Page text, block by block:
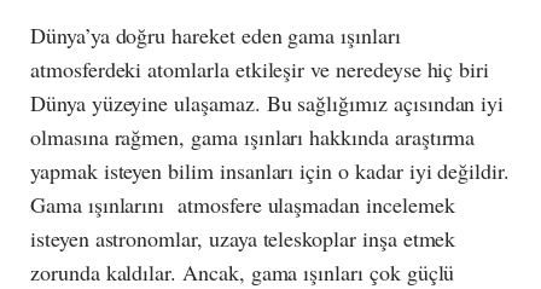
Dünya’ya doğru hareket eden gama ışınları
atmosferdeki atomlarla etkileşir ve neredeyse hiç biri
Dünya yüzeyine ulaşamaz. Bu sağlığımız açısından iyi
olmasına rağmen, gama ışınları hakkında araştırma
yapmak isteyen bilim insanları için o kadar iyi değildir.
Gama ışınlarını atmosfere ulaşmadan incelemek
isteyen astronomlar, uzaya teleskoplar inşa etmek
zorunda kaldılar. Ancak, gama ışınları çok güçlü